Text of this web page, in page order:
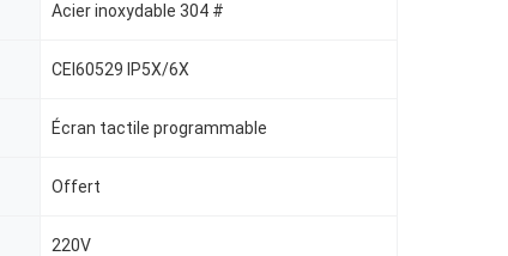
Acier inoxydable 304 #
CEI60529 IP5X/6X
Écran tactile programmable
Offert
220V